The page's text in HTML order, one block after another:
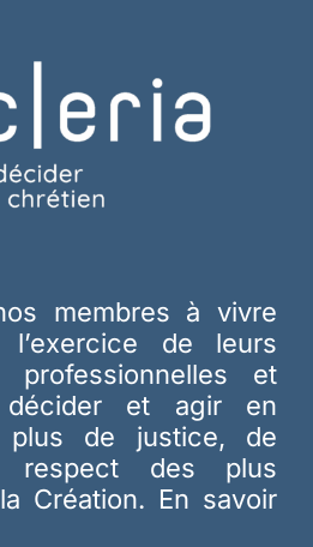
membres à vivre
de leurs
professionnelles et
décider et agir en
plus de justice, de
respect des plus
Création. En savoir